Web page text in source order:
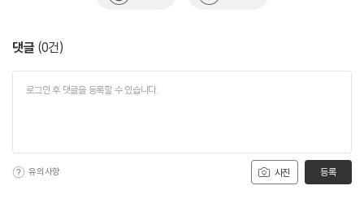
댓글 (0건)
사진
유의사항 등록